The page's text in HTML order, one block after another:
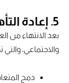
5. إعادة التأهيل والدعم السلوكي
بعد الانتهاء من
والاجتماعي، والتي
دمج